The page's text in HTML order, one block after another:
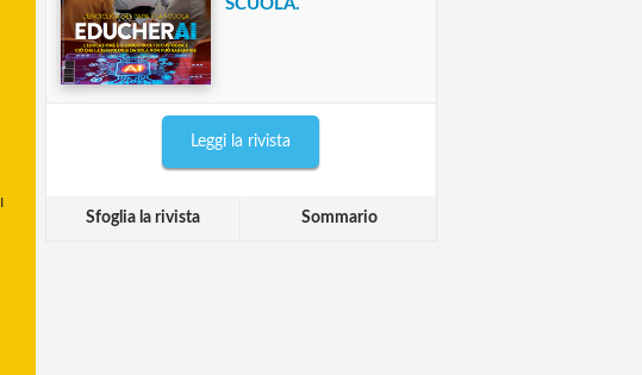
SCUOLA.
Leggi la rivista
Sfoglia la rivista Sommario